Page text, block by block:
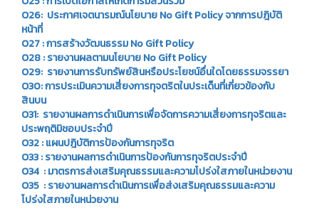
O26: ประกาศเจตนารมณ์นโยบาย No Gift Policy จากการปฎิบัติ
หน้าที่
O27 : การสร้างวัฒนธรรม No Gift Policy
O28 : รายงานผลตามนโยบาย No Gift Policy
O29: รายงานการรับทรัพย์สินหรือประโยชน์อื่นใดโดยธรรมจรรยา
O30: การประเมินความเสี่ยงการทุจตริตในประเด็นที่เกี่ยวข้องกับ
สินบน
O31: รายงานผลการดำเนินการเพื่อจัดการความเสี่ยงการทุจริตและ
ประพฤติมิชอบประจำปี
O32 : แผนปฎิบัติการป้องกันการทุจริต
O33 : รายงานผลการดำเนินการป้องกันการทุจริตประจำปี
O34 : มาตรการส่งเสริมคุณธรรมและความโปร่งใสภายในหน่วยงาน
O35 : รายงานผลการดำเนินการเพื่อส่งเสริมคุณธรรมและความ
โปร่งใสภายในหน่วยงาน